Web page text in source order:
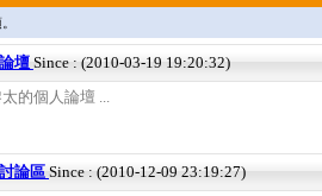
壇 Since : (2010-03-19 19:20:32)
的個人論壇 ...
論區 Since : (2010-12-09 23:19:27)